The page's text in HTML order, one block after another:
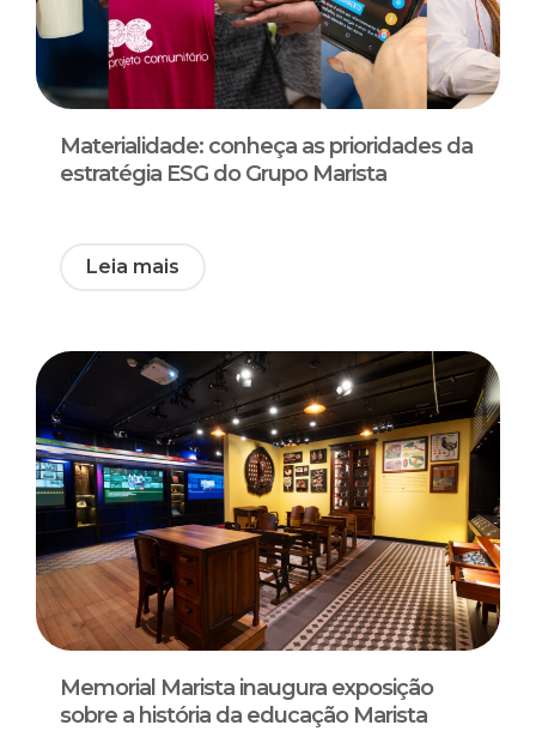
Materialidade: conheça as prioridades da
estratégia ESG do Grupo Marista
Leia mais
Memorial Marista inaugura exposição
sobre a história da educação Marista